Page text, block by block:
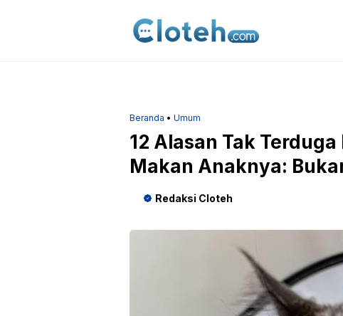
Beranda • Umum
12 Alasan Tak
Makan Anaknya:
Redaksi Cloteh